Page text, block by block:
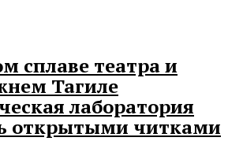
сплаве театра и
Тагиле
лаборатория
открытыми читками